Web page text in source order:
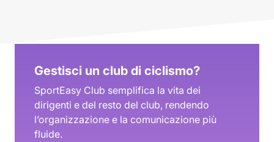
Gestisci un club di ciclismo?
SportEasy Club semplifica la vita dei
dirigenti e del resto del club, rendendo
l’organizzazione e la comunicazione più
fluide.